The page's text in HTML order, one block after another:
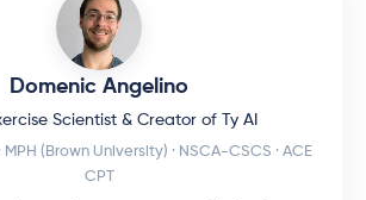
Domenic Angelino
Scientist & Creator of Ty AI
MPH (Brown University) · NSCA-CSCS · ACE
CPT